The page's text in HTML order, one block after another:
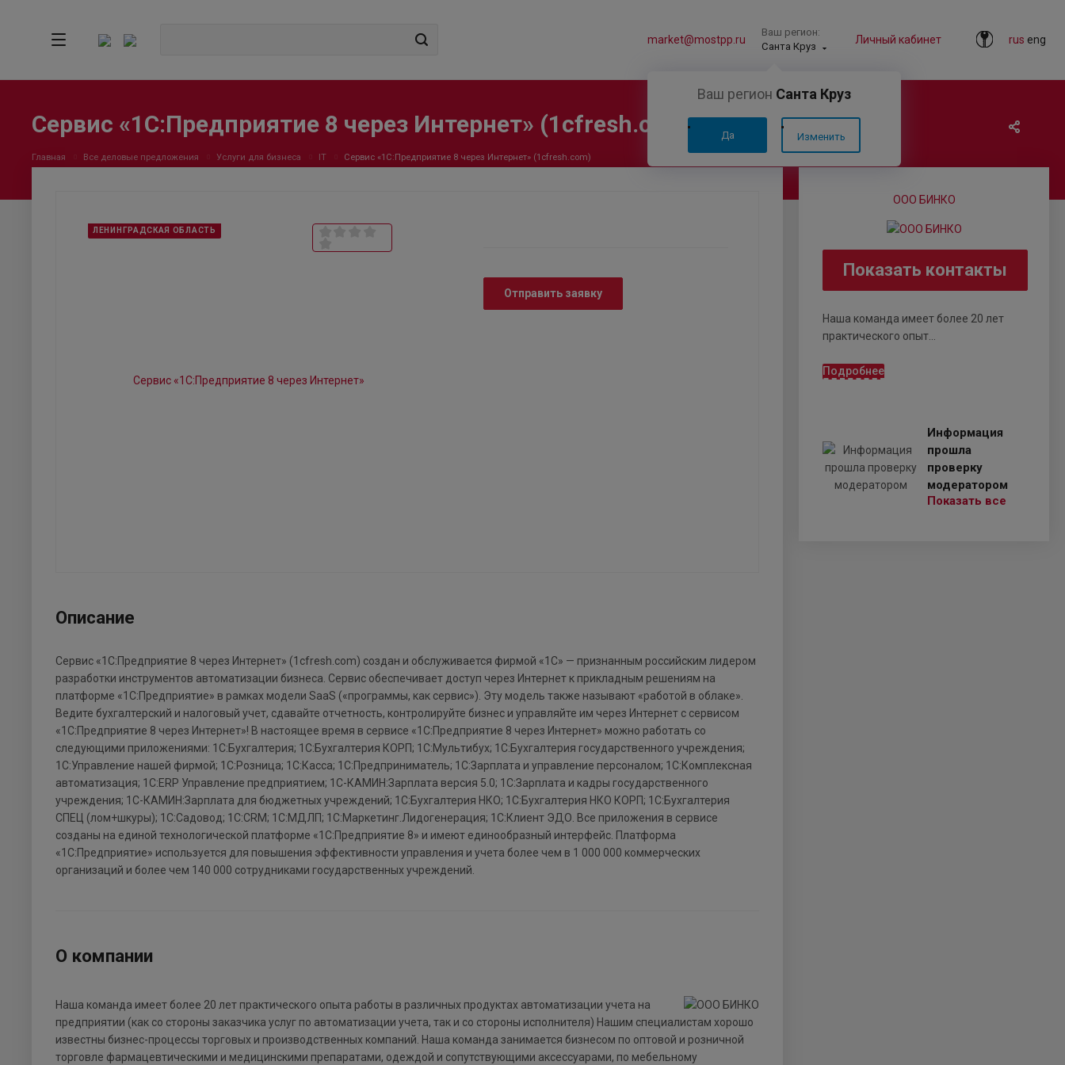
rus eng
Личный кабинет
Ваш регион:
Санта Круз
Ваш регион Санта Круз
Да Изменить
market@mostpp.ru
Сервис «1С:Предприятие 8 через Интернет» (1cfresh.com)
Главная Все деловые предложения Услуги для бизнеса IT Сервис «1С:Предприятие 8 через Интернет» (1cfresh.com)
ООО БИНКО
Показать контакты
Наша команда имеет более 20 лет
практического опыт...
Подробнее
Информация
прошла
проверку
модератором
Показать все
ЛЕНИНГРАДСКАЯ ОБЛАСТЬ
Отправить заявку
Описание
Сервис «1С:Предприятие 8 через Интернет» (1cfresh.com) создан и обслуживается фирмой «1С» — признанным российским лидером
разработки инструментов автоматизации бизнеса. Сервис обеспечивает доступ через Интернет к прикладным решениям на
платформе «1С:Предприятие» в рамках модели SaaS («программы, как сервис»). Эту модель также называют «работой в облаке».
Ведите бухгалтерский и налоговый учет, сдавайте отчетность, контролируйте бизнес и управляйте им через Интернет с сервисом
«1С:Предприятие 8 через Интернет»! В настоящее время в сервисе «1С:Предприятие 8 через Интернет» можно работать со
следующими приложениями: 1С:Бухгалтерия; 1С:Бухгалтерия КОРП; 1С:Мультибух; 1С:Бухгалтерия государственного учреждения;
1С:Управление нашей фирмой; 1С:Розница; 1С:Касса; 1С:Предприниматель; 1С:Зарплата и управление персоналом; 1С:Комплексная
автоматизация; 1С:ERP Управление предприятием; 1С-КАМИН:Зарплата версия 5.0; 1С:Зарплата и кадры государственного
учреждения; 1С-КАМИН:Зарплата для бюджетных учреждений; 1С:Бухгалтерия НКО; 1С:Бухгалтерия НКО КОРП; 1C:Бухгалтерия
СПЕЦ (лом+шкуры); 1С:Садовод; 1С:CRM; 1С:МДЛП; 1С:Маркетинг.Лидогенерация; 1С:Клиент ЭДО. Все приложения в сервисе
созданы на единой технологической платформе «1С:Предприятие 8» и имеют единообразный интерфейс. Платформа
«1С:Предприятие» используется для повышения эффективности управления и учета более чем в 1 000 000 коммерческих
организаций и более чем 140 000 сотрудниками государственных учреждений.
О компании
Наша команда имеет более 20 лет практического опыта работы в различных продуктах автоматизации учета на
предприятии (как со стороны заказчика услуг по автоматизации учета, так и со стороны исполнителя) Нашим специалистам хорошо
известны бизнес-процессы торговых и производственных компаний. Наша команда занимается бизнесом по оптовой и розничной
торговле фармацевтическими и медицинскими препаратами, одеждой и сопутствующими аксессуарами, по мебельному